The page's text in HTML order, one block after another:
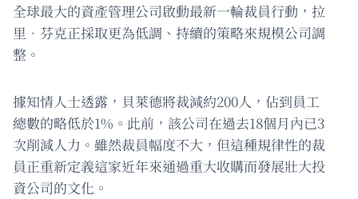
全球最大的資產管理公司啟動最新一輪裁員行動，拉
里．芬克正採取更為低調、持續的策略來規模公司調
整。
據知情人士透露，貝萊德將裁減約200人，佔到員工
總數的略低於1%。此前，該公司在過去18個月內已3
次削減人力。雖然裁員幅度不大，但這種規律性的裁
員正重新定義這家近年來通過重大收購而發展壯大投
資公司的文化。